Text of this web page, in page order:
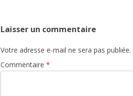
Laisser un commentaire
Votre adresse e-mail ne sera pas publiée.
Commentaire *